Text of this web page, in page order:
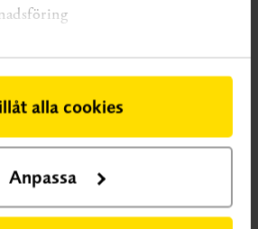
alla cookies
Anpassa
systematiska översikter visar på osäker
systematiska översikter.
på SBU:s webbplats. Ett syfte är att
var behovet av forskning är stort. Ett
och socialtjänsten ett underlag för